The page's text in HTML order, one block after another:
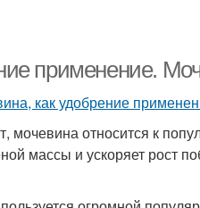
применение.
мочевина относится к
массы и ускоряет рост